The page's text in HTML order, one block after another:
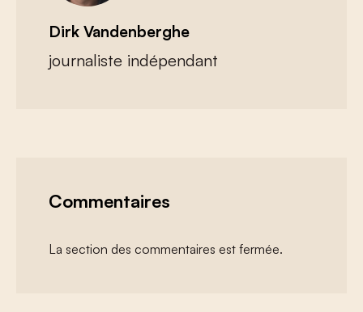
Dirk Vandenberghe
journaliste indépendant
Commentaires
La section des commentaires est fermée.